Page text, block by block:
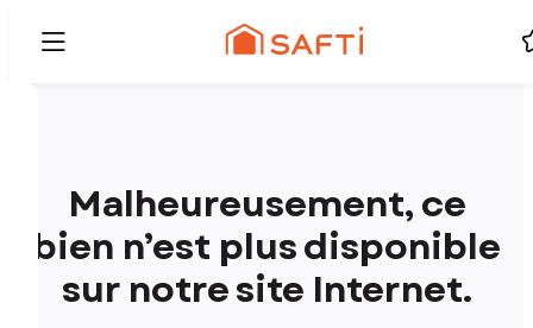
Malheureusement, ce
bien n’est plus disponible
sur notre site Internet.